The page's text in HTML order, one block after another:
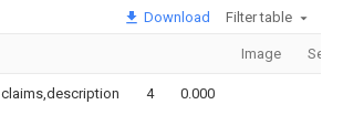
Download Filter table
Image
claims,description 4 0.000